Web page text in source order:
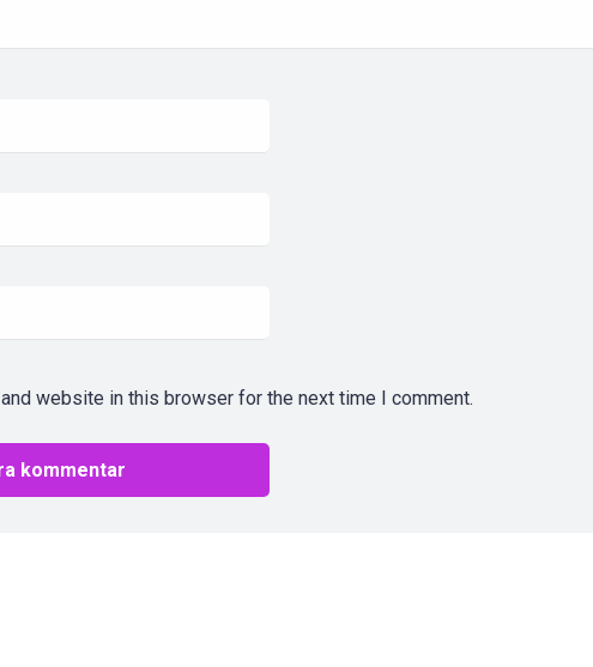
website in this browser for the next time I comment.